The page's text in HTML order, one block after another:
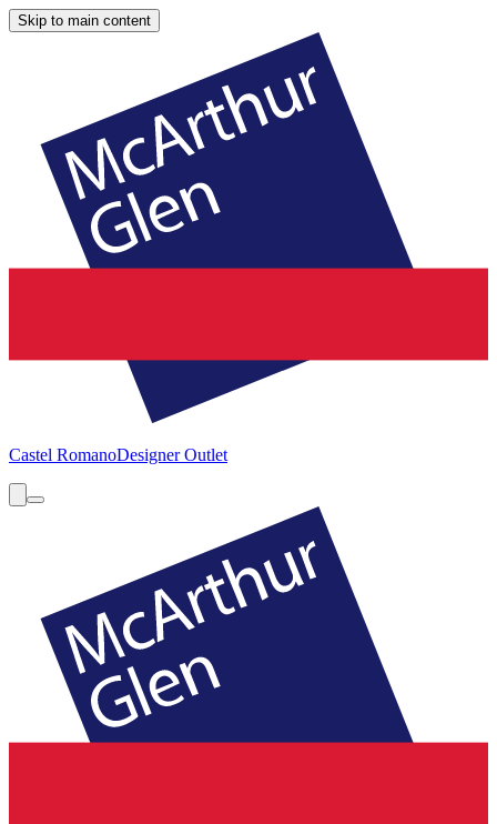
Skip to main content
Castel RomanoDesigner Outlet